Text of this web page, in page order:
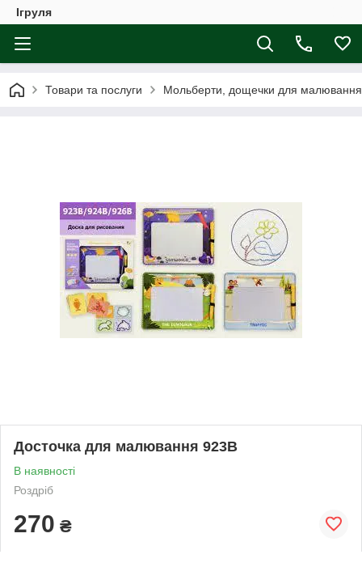
Ігруля
Товари та послуги Мольберти, дощечки для малювання
Досточка для малювання 923B
В наявності
Роздріб
270 ₴